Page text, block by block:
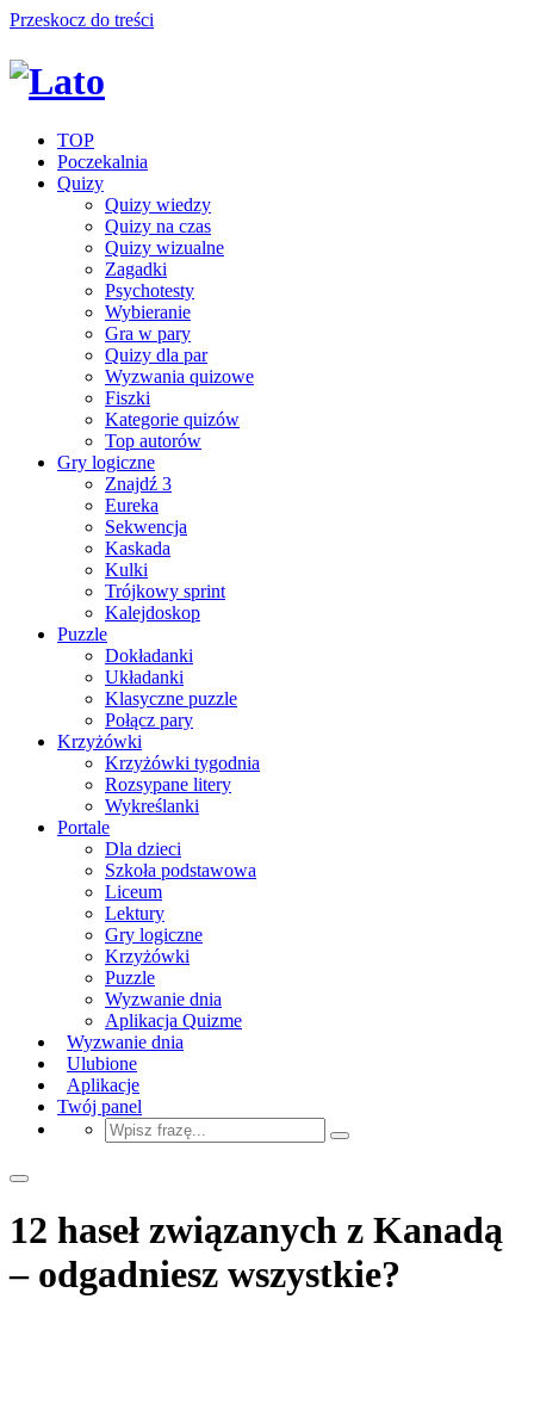
Przeskocz do treści
TOP
Poczekalnia
Quizy
Quizy wiedzy
Quizy na czas
Quizy wizualne
Zagadki
Psychotesty
Wybieranie
Gra w pary
Quizy dla par
Wyzwania quizowe
Fiszki
Kategorie quizów
Top autorów
Gry logiczne
Znajdź 3
Eureka
Sekwencja
Kaskada
Kulki
Trójkowy sprint
Kalejdoskop
Puzzle
Dokładanki
Układanki
Klasyczne puzzle
Połącz pary
Krzyżówki
Krzyżówki tygodnia
Rozsypane litery
Wykreślanki
Portale
Dla dzieci
Szkoła podstawowa
Liceum
Lektury
Gry logiczne
Krzyżówki
Puzzle
Wyzwanie dnia
Aplikacja Quizme
Wyzwanie dnia
Ulubione
Aplikacje
Twój panel
12 haseł związanych z Kanadą
– odgadniesz wszystkie?